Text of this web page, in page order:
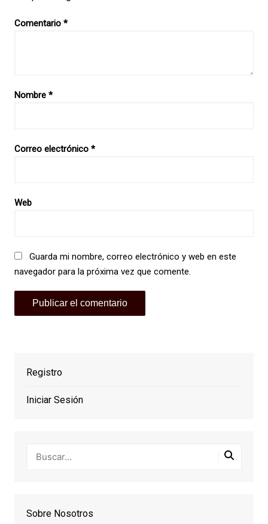
Comentario *
Nombre *
Correo electrónico *
Web
Guarda mi nombre, correo electrónico y web en este
navegador para la próxima vez que comente.
Registro
Iniciar Sesión
Sobre Nosotros